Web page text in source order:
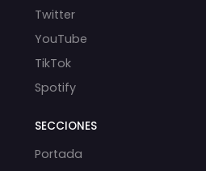
Twitter
YouTube
TikTok
Spotify
SECCIONES
Portada